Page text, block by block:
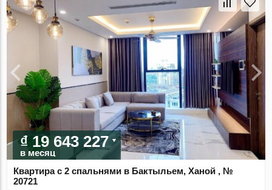
₫ 19 643 227
в месяц
Квартира с 2 спальнями в Бактыльем, Ханой , №
20721